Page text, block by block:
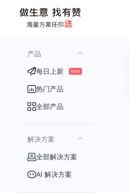
产品
每日上新 NEW
热门产品
全部产品
解决方案
全部解决方案
AI 解决方案